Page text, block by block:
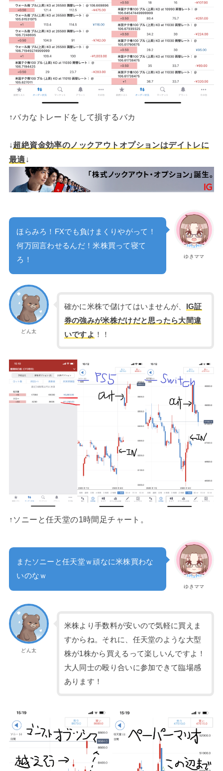
↑バカなトレードをして損するバカ
↓超絶資金効率のノックアウトオプションはデイトレに
最適 ↓
ゆきママ
ほらみろ！FXでも負けまくりやがって！
何万回言わせるんだ！米株買って寝て
ろ！
どん太
確かに米株で儲けてはいませんが、
IG証
券の強みが米株だけだと思ったら大間違
いですよ ！！
↑ソニーと任天堂の1時間足チャート。
ゆきママ
またソニーと任天堂ｗ頑なに米株買わな
いのなｗ
どん太
米株より手数料が安いので気軽に買えま
すからね。それに、任天堂のような大型
株が1株から買えるって楽しいんですよ！
大人同士の殴り合いに参加できて臨場感
あります！